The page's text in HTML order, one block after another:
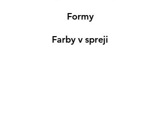
Formy
Farby v spreji